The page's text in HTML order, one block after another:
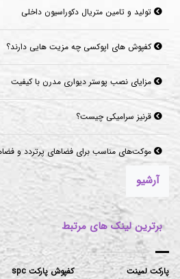
تولید و تامین متریال دکوراسیون داخلی
کفپوش های اپوکسی چه مزیت هایی دارند؟
مزایای نصب پوستر دیواری مدرن با کیفیت
قرنیز سرامیکی چیست؟
موکت‌های مناسب برای فضاهای پرتردد و
آرشیو
برترین لینک های مرتبط
پارکت لمینت
کفپوش پارکت spc